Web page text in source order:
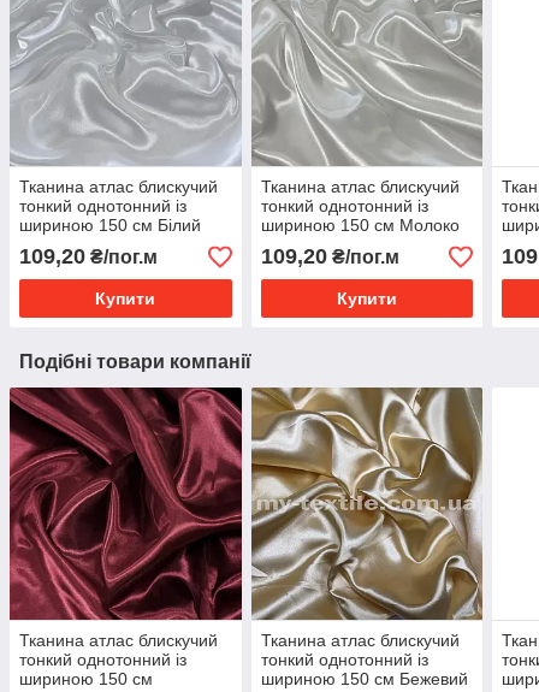
Тканина атлас блискучий
тонкий однотонний із
шириною 150 см Білий
109,20 ₴/пог.м
Купити
Тканина атлас блискучий
тонкий однотонний із
шириною 150 см Молоко
109,20₴/пог.м
Купити
Подібні товари компанії
Тканина атлас блискучий
тонкий однотонний із
шириною 150 см
Тканина атлас блискучий
тонкий однотонний із
шириною 150 см Бежевий